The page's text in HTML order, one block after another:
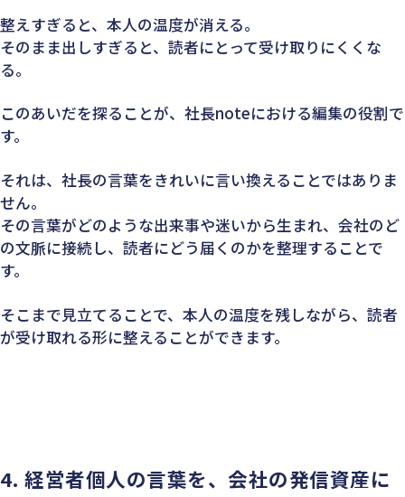
整えすぎると、本人の温度が消える。
そのまま出しすぎると、読者にとって受け取りにくくな
る。
このあいだを探ることが、社長noteにおける編集の役割で
す。
それは、社長の言葉をきれいに言い換えることではありま
せん。
その言葉がどのような出来事や迷いから生まれ、会社のど
の文脈に接続し、読者にどう届くのかを整理することで
す。
そこまで見立てることで、本人の温度を残しながら、読者
が受け取れる形に整えることができます。
4.経営者個人の言葉を、会社の発信資産に